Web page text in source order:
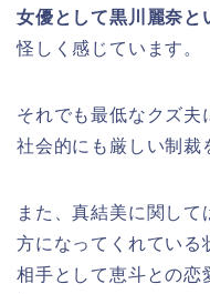
女優として黒川麗奈と
怪しく感じています。
それでも最低なクズ夫
社会的にも厳しい制裁
また、真結美に関し
方になってくれている
相手として恵斗との恋